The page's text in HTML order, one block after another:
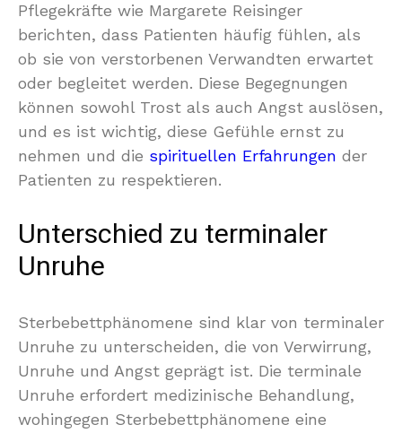
Pflegekräfte wie Margarete Reisinger
berichten, dass Patienten häufig fühlen, als
ob sie von verstorbenen Verwandten erwartet
oder begleitet werden. Diese Begegnungen
können sowohl Trost als auch Angst auslösen,
und es ist wichtig, diese Gefühle ernst zu
nehmen und die spirituellen Erfahrungen der
Patienten zu respektieren.
Unterschied zu terminaler
Unruhe
Sterbebettphänomene sind klar von terminaler
Unruhe zu unterscheiden, die von Verwirrung,
Unruhe und Angst geprägt ist. Die terminale
Unruhe erfordert medizinische Behandlung,
wohingegen Sterbebettphänomene eine